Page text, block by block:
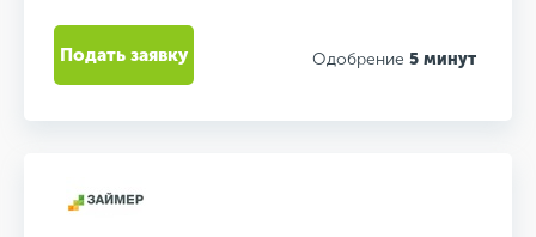
Одобрение 5 минут
Подать заявку